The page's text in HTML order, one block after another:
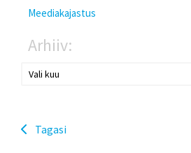
Meediakajastus
Arhiiv:
Tagasi